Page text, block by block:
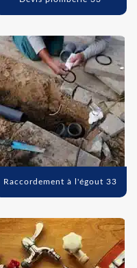
Raccordement à l'égout 33